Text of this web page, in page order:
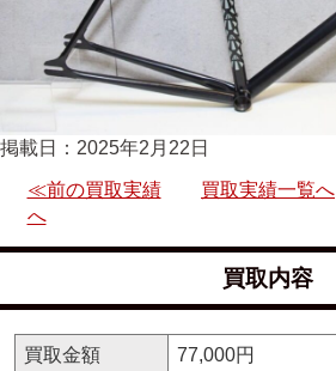
掲載日：2025年2月22日
≪前の買取実績
へ
買取実績一覧へ
買取内容
買取金額
77,000円